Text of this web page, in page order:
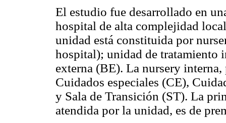
El estudio fue desarrollado en
hospital de alta complejidad
unidad está constituida por
hospital); unidad de tratamiento
externa (BE). La nursery
Cuidados especiales (CE),
y Sala de Transición (ST). La
atendida por la unidad, es de